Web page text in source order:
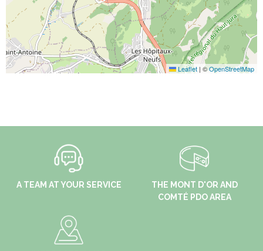
Leaflet | ©OpenStreetMap
A TEAM AT YOUR SERVICE
THE MONT D'OR AND
COMTÉ PDO AREA